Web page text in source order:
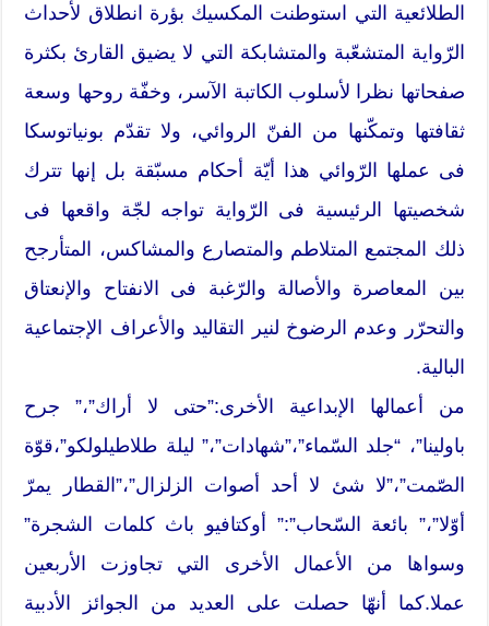
الطلائعية التي استوطنت المكسيك بؤرة انطلاق لأحداث
الرّواية المتشعّبة والمتشابكة التي لا يضيق القارئ بكثرة
صفحاتها نظرا لأسلوب الكاتبة الآسر، وخفّة روحها وسعة
ثقافتها وتمكّنها من الفنّ الروائي، ولا تقدّم بونياتوسكا
فى عملها الرّوائي هذا أيّة أحكام مسبّقة بل إنها تترك
شخصيتها الرئيسية فى الرّواية تواجه لجّة واقعها فى
ذلك المجتمع المتلاطم والمتصارع والمشاكس، المتأرجح
بين المعاصرة والأصالة والرّغبة فى الانفتاح والإنعتاق
والتحرّر وعدم الرضوخ لنير التقاليد والأعراف الإجتماعية
البالية.
من أعمالها الإبداعية الأخرى:”حتى لا أراك”،” جرح
باولينا”، “جلد السّماء”،”شهادات”،” ليلة طلاطيلولكو”،قوّة
الصّمت”،”لا شئ لا أحد أصوات الزلزال”،”القطار يمرّ
أوّلا”،” بائعة السّحاب”:” أوكتافيو باث كلمات الشجرة”
وسواها من الأعمال الأخرى التي تجاوزت الأربعين
عملا.كما أنهّا حصلت على العديد من الجوائز الأدبية